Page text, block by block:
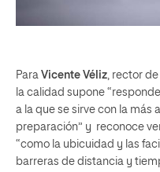
Para Vicente Véliz , rector
la calidad supone
a la que se sirve con la más
preparación” y reconoce
“como la ubicuidad y las
barreras de distancia y